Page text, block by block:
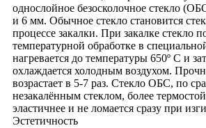
однослойное безосколочное стекло
и 6 мм. Обычное стекло становится
процессе закалки. При закалке стекло
температурной обработке в
нагревается до температуры 650º С и
охлаждается холодным воздухом.
возрастает в 5-7 раз. Стекло ОБС, по
незакалённым стеклом, более
эластичнее и не ломается сразу при
Эстетичность